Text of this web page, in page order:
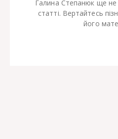
Галина Степанюк ще не
статті. Вертайтесь
його